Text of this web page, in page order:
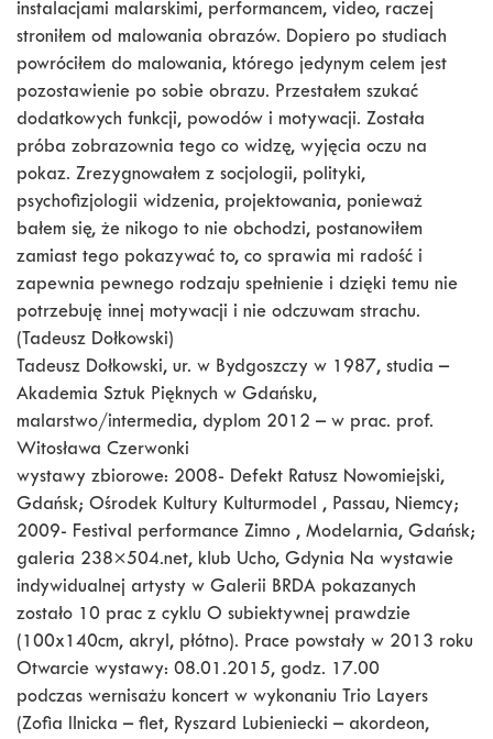
instalacjami malarskimi, performancem, video, raczej
stroniłem od malowania obrazów. Dopiero po studiach
powróciłem do malowania, którego jedynym celem jest
pozostawienie po sobie obrazu. Przestałem szukać
dodatkowych funkcji, powodów i motywacji. Została
próba zobrazownia tego co widzę, wyjęcia oczu na
pokaz. Zrezygnowałem z socjologii, polityki,
psychofizjologii widzenia, projektowania, ponieważ
bałem się, że nikogo to nie obchodzi, postanowiłem
zamiast tego pokazywać to, co sprawia mi radość i
zapewnia pewnego rodzaju spełnienie i dzięki temu nie
potrzebuję innej motywacji i nie odczuwam strachu.
(Tadeusz Dołkowski)
Tadeusz Dołkowski, ur. w Bydgoszczy w 1987, studia –
Akademia Sztuk Pięknych w Gdańsku,
malarstwo/intermedia, dyplom 2012 – w prac. prof.
Witosława Czerwonki
wystawy zbiorowe: 2008- Defekt Ratusz Nowomiejski,
Gdańsk; Ośrodek Kultury Kulturmodel , Passau, Niemcy;
2009- Festival performance Zimno , Modelarnia, Gdańsk;
galeria 238×504.net, klub Ucho, Gdynia Na wystawie
indywidualnej artysty w Galerii BRDA pokazanych
zostało 10 prac z cyklu O subiektywnej prawdzie
(100x140cm, akryl, płótno). Prace powstały w 2013 roku
Otwarcie wystawy: 08.01.2015, godz. 17.00
podczas wernisażu koncert w wykonaniu Trio Layers
(Zofia Ilnicka – flet, Ryszard Lubieniecki – akordeon,